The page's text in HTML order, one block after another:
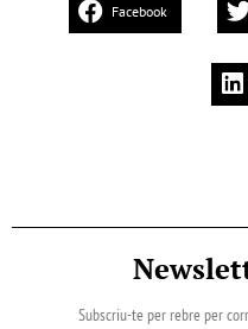
Facebook
Subscriu-te per rebre per